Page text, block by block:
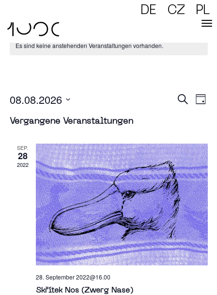
DE CZ PL
Es sind keine anstehenden Veranstaltungen vorhanden.
und
Suche
Tag
08.08.2026
wählen.
Vergangene Veranstaltungen
SEP.
28
2022
28. September 2022@16.00
Skřítek Nos (Zwerg Nase)